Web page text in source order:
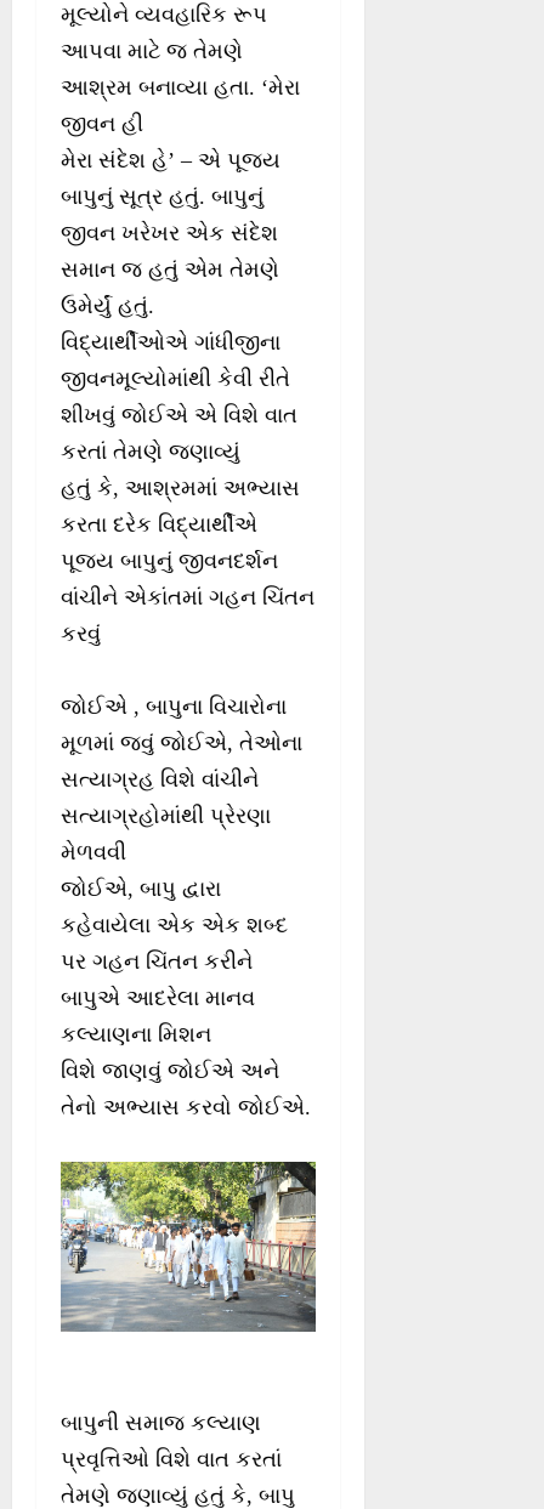
મૂલ્યોને વ્યવહારિક રૂપ
આપવા માટે જ તેમણે
આશ્રમ બનાવ્યા હતા. ‘મેરા
જીવન હી
મેરા સંદેશ હે’ – એ પૂજ્ય
બાપુનું સૂત્ર હતું. બાપુનું
જીવન ખરેખર એક સંદેશ
સમાન જ હતું એમ તેમણે
ઉમેર્યું હતું.
વિદ્યાર્થીઓએ ગાંધીજીના
જીવનમૂલ્યોમાંથી કેવી રીતે
શીખવું જોઈએ એ વિશે વાત
કરતાં તેમણે જણાવ્યું
હતું કે, આશ્રમમાં અભ્યાસ
કરતા દરેક વિદ્યાર્થીએ
પૂજ્ય બાપુનું જીવનદર્શન
વાંચીને એકાંતમાં ગહન ચિંતન
કરવું
જોઈએ , બાપુના વિચારોના
મૂળમાં જવું જોઈએ, તેઓના
સત્યાગ્રહ વિશે વાંચીને
સત્યાગ્રહોમાંથી પ્રેરણા
મેળવવી
જોઈએ, બાપુ દ્વારા
કહેવાયેલા એક એક શબ્દ
પર ગહન ચિંતન કરીને
બાપુએ આદરેલા માનવ
કલ્યાણના મિશન
વિશે જાણવું જોઈએ અને
તેનો અભ્યાસ કરવો જોઈએ.
બાપુની સમાજ કલ્યાણ
પ્રવૃત્તિઓ વિશે વાત કરતાં
તેમણે જણાવ્યું હતું કે, બાપુ